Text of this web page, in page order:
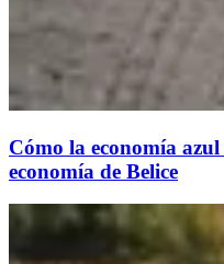
Cómo la economía
economía de Belice